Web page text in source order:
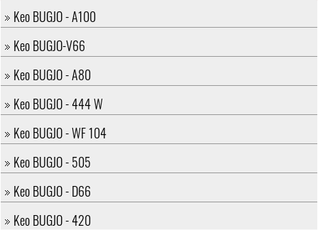
Keo BUGJO - A100
Keo BUGJO-V66
Keo BUGJO - A80
Keo BUGJO - 444 W
Keo BUGJO - WF 104
Keo BUGJO - 505
Keo BUGJO - D66
Keo BUGJO - 420